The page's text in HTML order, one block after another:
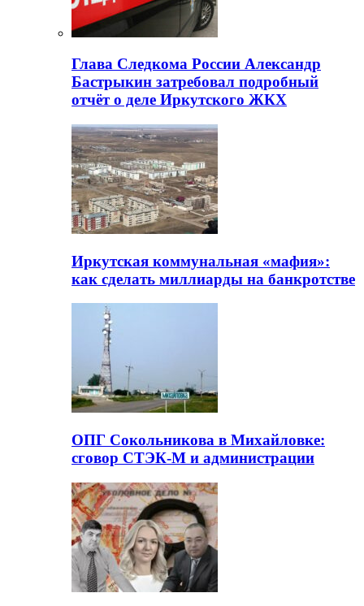
Глава Следкома России Александр
Бастрыкин затребовал подробный
отчёт о деле Иркутского ЖКХ
Иркутская коммунальная «мафия»:
как сделать миллиарды на банкротстве
ОПГ Сокольникова в Михайловке:
сговор СТЭК-М и администрации